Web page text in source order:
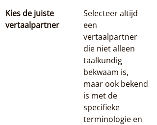
Kies de juiste
vertaalpartner
Selecteer altijd
een
vertaalpartner
die niet alleen
taalkundig
bekwaam is,
maar ook bekend
is met de
specifieke
terminologie en